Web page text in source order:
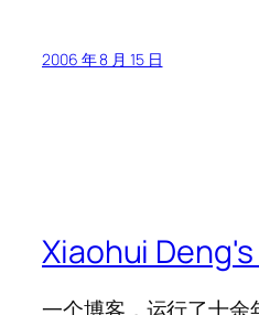
2006 年 8 月 15 日
Xiaohui